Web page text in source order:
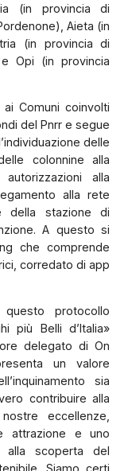
(in provincia di
Aieta (in
(in provincia di
Opi (in provincia
Comuni coinvolti
del Pnrr e segue
delle
colonnine alla
alla
alla rete
della stazione di
A questo si
che comprende
corredato di app
protocollo
più Belli d’Italia»
delegato di On
un valore
sia
contribuire alla
eccellenze,
attrazione e uno
alla scoperta del